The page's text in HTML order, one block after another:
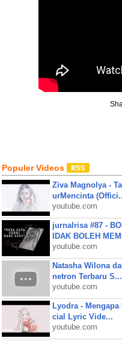
Populer Videos
Ziva Magnolya -
urMencinta
youtube.com
jurnalrisa #87 -
IDAK BOLEH
youtube.com
Natasha Wilona
netron Terbaru S...
youtube.com
Lyodra -
cial Lyric Vide...
youtube.com